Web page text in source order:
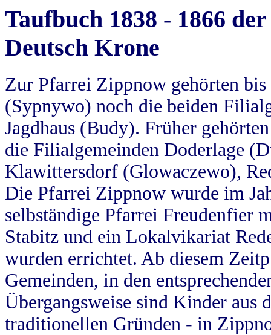
Taufbuch 1838 - 1866
Deutsch Krone
Zur Pfarrei Zippnow gehörten
(Sypnywo) noch die beiden
Jagdhaus (Budy). Früher
die Filialgemeinden Doderlage
Klawittersdorf (Glowaczewo),
Die Pfarrei Zippnow wurde im
selbständige Pfarrei Freudenfier
Stabitz und ein Lokalvikariat
wurden errichtet. Ab diesem
Gemeinden, in den
Übergangsweise sind Kinder aus
traditionellen Gründen - in